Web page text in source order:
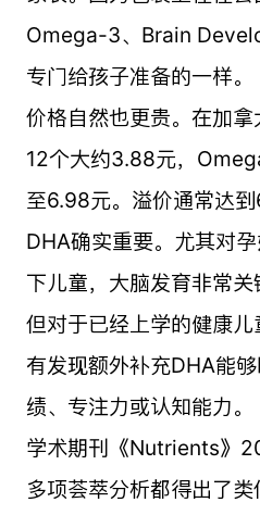
Omega-3、Brain
专门给孩子准备的一样。
价格自然也更贵。在加
12个大约3.88元，
至6.98元。溢价通常达到
DHA确实重要。尤其对
下儿童，大脑发育非常关
但对于已经上学的健康
有发现额外补充DHA能
绩、专注力或认知能力。
学术期刊《Nutrients》
多项荟萃分析都得出了